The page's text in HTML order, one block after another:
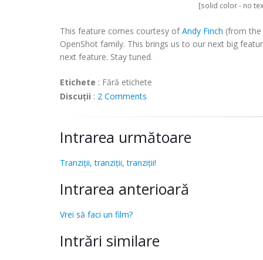
[solid color - no
This feature comes courtesy ofAndy Finch (from the
OpenShot family. This brings us to our next big
next feature. Stay tuned.
Etichete : Fără etichete
Discuții : 2 Comments
Intrarea următoare
Tranziții, tranziții, tranziții!
Intrarea anterioară
Vrei să faci un film?
Intrări similare